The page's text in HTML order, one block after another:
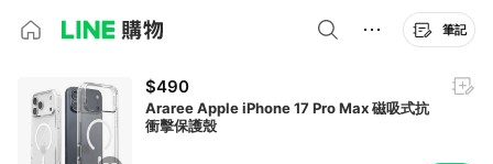
筆記
$490
Araree Apple iPhone 17 Pro Max 磁吸式抗
衝擊保護殼